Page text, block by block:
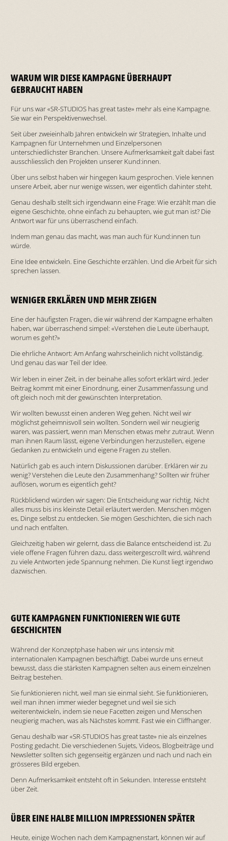
WARUM WIR DIESE KAMPAGNE ÜBERHAUPT
GEBRAUCHT HABEN
Für uns war «SR-STUDIOS has great taste» mehr als eine Kampagne.
Sie war ein Perspektivenwechsel.
Seit über zweieinhalb Jahren entwickeln wir Strategien, Inhalte und
Kampagnen für Unternehmen und Einzelpersonen
unterschiedlichster Branchen. Unsere Aufmerksamkeit galt dabei fast
ausschliesslich den Projekten unserer Kund:innen.
Über uns selbst haben wir hingegen kaum gesprochen. Viele kennen
unsere Arbeit, aber nur wenige wissen, wer eigentlich dahinter steht.
Genau deshalb stellt sich irgendwann eine Frage: Wie erzählt man die
eigene Geschichte, ohne einfach zu behaupten, wie gut man ist? Die
Antwort war für uns überraschend einfach.
Indem man genau das macht, was man auch für Kund:innen tun
würde.
Eine Idee entwickeln. Eine Geschichte erzählen. Und die Arbeit für sich
sprechen lassen.
WENIGER ERKLÄREN UND MEHR ZEIGEN
Eine der häufigsten Fragen, die wir während der Kampagne erhalten
haben, war überraschend simpel: «Verstehen die Leute überhaupt,
worum es geht?»
Die ehrliche Antwort: Am Anfang wahrscheinlich nicht vollständig.
Und genau das war Teil der Idee.
Wir leben in einer Zeit, in der beinahe alles sofort erklärt wird. Jeder
Beitrag kommt mit einer Einordnung, einer Zusammenfassung und
oft gleich noch mit der gewünschten Interpretation.
Wir wollten bewusst einen anderen Weg gehen. Nicht weil wir
möglichst geheimnisvoll sein wollten. Sondern weil wir neugierig
waren, was passiert, wenn man Menschen etwas mehr zutraut. Wenn
man ihnen Raum lässt, eigene Verbindungen herzustellen, eigene
Gedanken zu entwickeln und eigene Fragen zu stellen.
Natürlich gab es auch intern Diskussionen darüber. Erklären wir zu
wenig? Verstehen die Leute den Zusammenhang? Sollten wir früher
auflösen, worum es eigentlich geht?
Rückblickend würden wir sagen: Die Entscheidung war richtig. Nicht
alles muss bis ins kleinste Detail erläutert werden. Menschen mögen
es, Dinge selbst zu entdecken. Sie mögen Geschichten, die sich nach
und nach entfalten.
Gleichzeitig haben wir gelernt, dass die Balance entscheidend ist. Zu
viele offene Fragen führen dazu, dass weitergescrollt wird, während
zu viele Antworten jede Spannung nehmen. Die Kunst liegt irgendwo
dazwischen.
GUTE KAMPAGNEN FUNKTIONIEREN WIE GUTE
GESCHICHTEN
Während der Konzeptphase haben wir uns intensiv mit
internationalen Kampagnen beschäftigt. Dabei wurde uns erneut
bewusst, dass die stärksten Kampagnen selten aus einem einzelnen
Beitrag bestehen.
Sie funktionieren nicht, weil man sie einmal sieht. Sie funktionieren,
weil man ihnen immer wieder begegnet und weil sie sich
weiterentwickeln, indem sie neue Facetten zeigen und Menschen
neugierig machen, was als Nächstes kommt. Fast wie ein Cliffhanger.
Genau deshalb war «SR-STUDIOS has great taste» nie als einzelnes
Posting gedacht. Die verschiedenen Sujets, Videos, Blogbeiträge und
Newsletter sollten sich gegenseitig ergänzen und nach und nach ein
grösseres Bild ergeben.
Denn Aufmerksamkeit entsteht oft in Sekunden. Interesse entsteht
über Zeit.
ÜBER EINE HALBE MILLION IMPRESSIONEN SPÄTER
Heute, einige Wochen nach dem Kampagnenstart, können wir auf